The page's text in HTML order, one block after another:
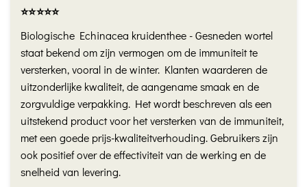
⭐️⭐️⭐️⭐️⭐️
Biologische Echinacea kruidenthee - Gesneden wortel
staat bekend om zijn vermogen om de immuniteit te
versterken, vooral in de winter. Klanten waarderen de
uitzonderlijke kwaliteit, de aangename smaak en de
zorgvuldige verpakking. Het wordt beschreven als een
uitstekend product voor het versterken van de immuniteit,
met een goede prijs-kwaliteitverhouding. Gebruikers zijn
ook positief over de effectiviteit van de werking en de
snelheid van levering.